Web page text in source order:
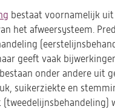
bestaat voornamelijk
het afweersysteem.
geeft vaak
onder andere uit
suikerziekte en